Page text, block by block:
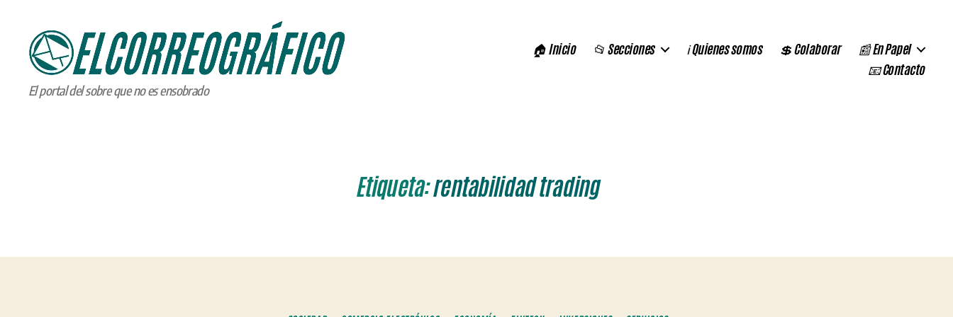
ELCORREOGRÁFICO
El portal del sobre que no es ensobrado
🏠 Inicio 📂 Secciones ℹ️ Quienes somos 💲 Colaborar
📰 En Papel
📧 Contacto
Etiqueta:rentabilidad trading
Categorías